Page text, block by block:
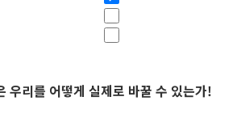
우리를 어떻게 실제로 바꿀 수 있는가!